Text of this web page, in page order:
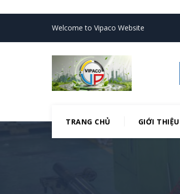
Welcome to Vipaco Website
TRANG CHỦ GIỚI THIỆU